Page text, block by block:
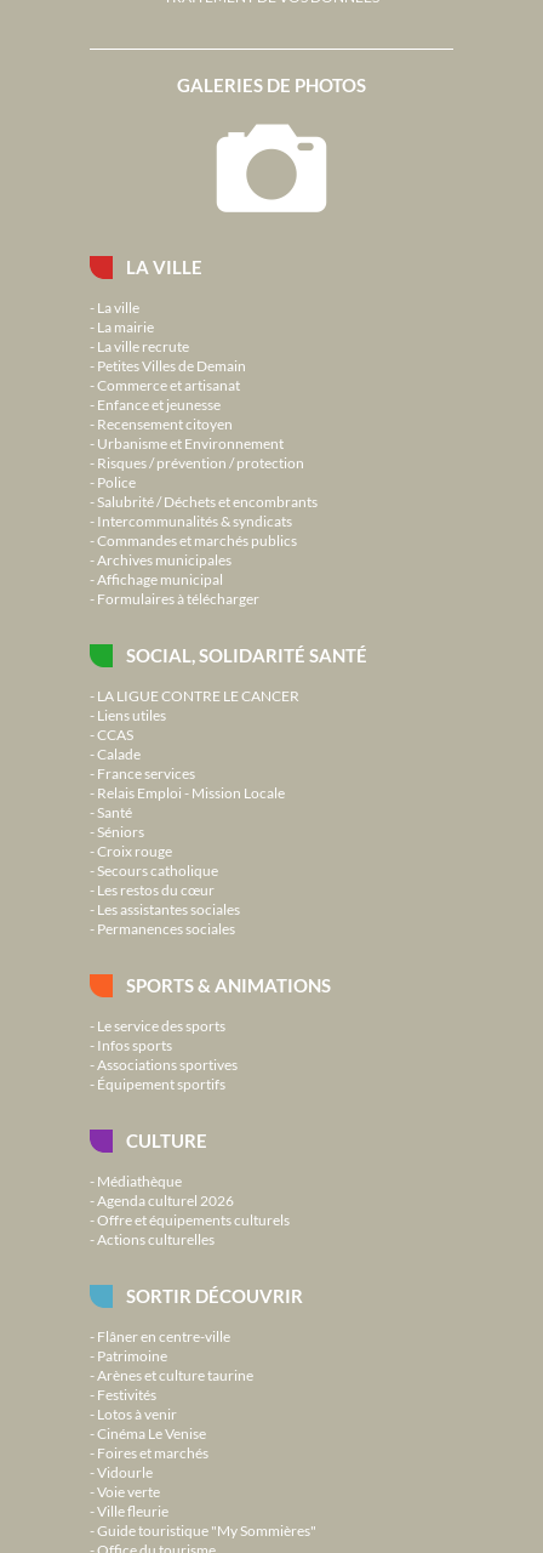
LA VILLE
La ville
La mairie
La ville recrute
Petites Villes de Demain
Commerce et artisanat
Enfance et jeunesse
Recensement citoyen
Urbanisme et Environnement
Risques / prévention / protection
Police
Salubrité / Déchets et encombrants
Intercommunalités & syndicats
Commandes et marchés publics
Archives municipales
Affichage municipal
Formulaires à télécharger
SOCIAL, SOLIDARITÉ SANTÉ
LA LIGUE CONTRE LE CANCER
Liens utiles
CCAS
Calade
France services
Relais Emploi - Mission Locale
Santé
Séniors
Croix rouge
Secours catholique
Les restos du cœur
Les assistantes sociales
Permanences sociales
SPORTS & ANIMATIONS
Le service des sports
Infos sports
Associations sportives
Équipement sportifs
CULTURE
Médiathèque
Agenda culturel 2026
Offre et équipements culturels
Actions culturelles
SORTIR DÉCOUVRIR
Flâner en centre-ville
Patrimoine
Arènes et culture taurine
Festivités
Lotos à venir
Cinéma Le Venise
Foires et marchés
Vidourle
Voie verte
Ville fleurie
Guide touristique "My Sommières"
Office du tourisme
GALERIES DE PHOTOS